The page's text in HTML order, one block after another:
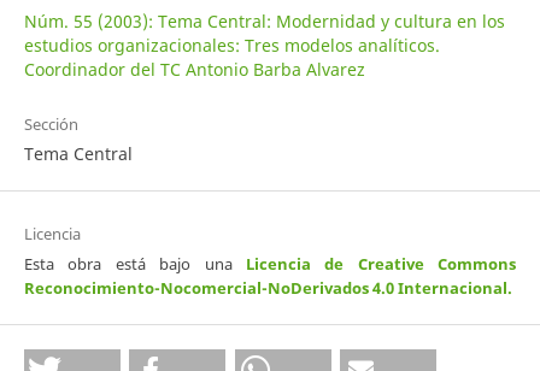
Núm. 55 (2003): Tema Central: Modernidad y cultura en los
estudios organizacionales: Tres modelos analíticos.
Coordinador del TC Antonio Barba Alvarez
Sección
Tema Central
Licencia
Esta obra está bajo una Licencia de Creative Commons
Reconocimiento-Nocomercial-NoDerivados 4.0 Internacional.